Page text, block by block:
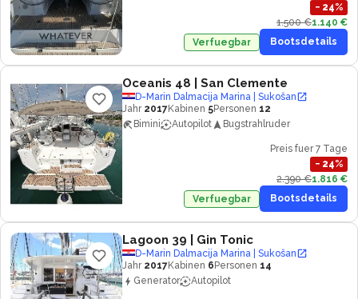
− 24%
1.500 €1.140 €
Verfuegbar
Bootsdetails
Oceanis 48 | San Clemente
D-Marin Dalmacija Marina | Sukošan
Jahr 2017Kabinen 5Personen 12
Bimini
Autopilot Bugstrahlruder
Preis fuer 7 Tage
− 24%
2.390 €1.816 €
Verfuegbar
Bootsdetails
Lagoon 39 | Gin Tonic
D-Marin Dalmacija Marina | Sukošan
Jahr 2017Kabinen 6 Personen 14
Generator
Autopilot